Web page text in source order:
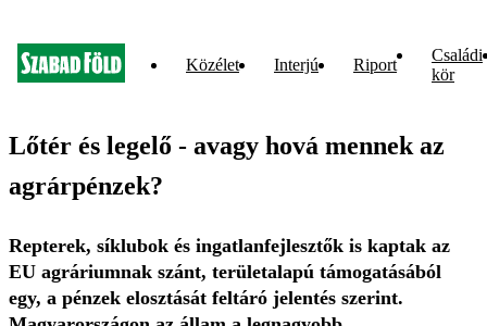
Közélet Interjú Riport
Családi
kör
Lőtér és legelő - avagy hová mennek az
agrárpénzek?
Repterek, síklubok és ingatlanfejlesztők is kaptak az
EU agráriumnak szánt, területalapú támogatásából
egy, a pénzek elosztását feltáró jelentés szerint.